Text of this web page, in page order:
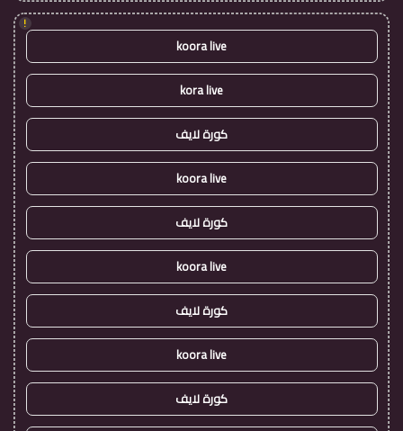
!
koora live
kora live
كورة لايف
koora live
كورة لايف
koora live
كورة لايف
koora live
كورة لايف